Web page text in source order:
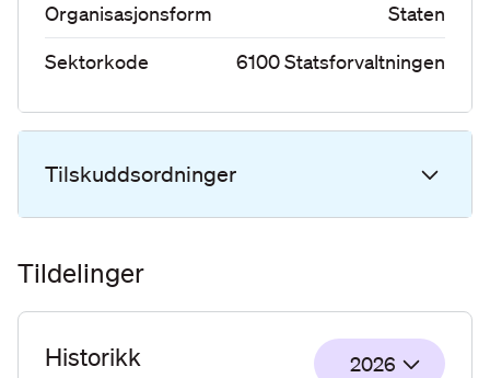
Organisasjonsform
Staten
Sektorkode
6100Statsforvaltningen
Tilskuddsordninger
Tildelinger
Historikk 2026